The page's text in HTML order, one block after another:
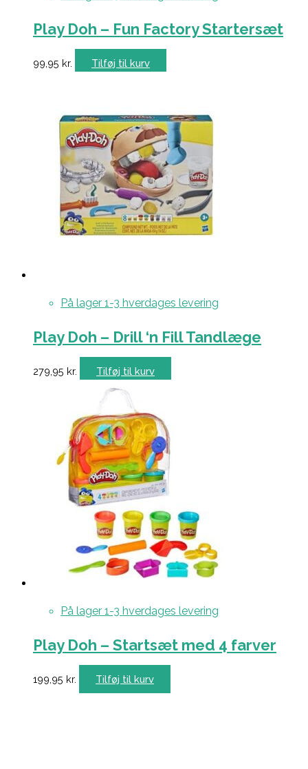
Play Doh – Fun Factory Startersæt
99,95 kr. Tilføj til kurv
På lager 1-3 hverdages levering
Play Doh – Drill ‘n Fill Tandlæge
279,95 kr. Tilføj til kurv
På lager 1-3 hverdages levering
Play Doh – Startsæt med 4 farver
199,95 kr. Tilføj til kurv